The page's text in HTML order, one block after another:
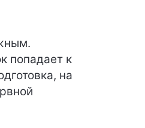
попадает к
на